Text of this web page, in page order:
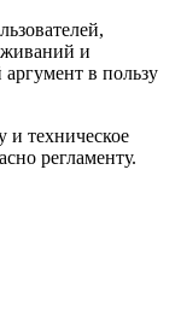
и
в пользу
техническое
регламенту.